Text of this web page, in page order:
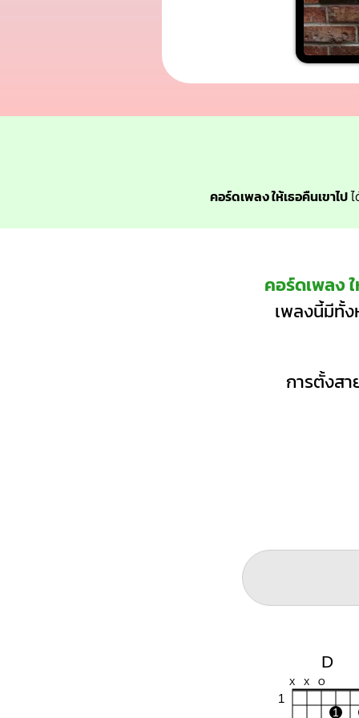
คอร์ดเพลง ให้เธอคืนเขาไป
คอร์ดเพลง
เพลงนี้มีทั้
การตั้งส
D
X X O
1
1